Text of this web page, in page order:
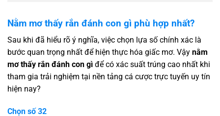
Nằm mơ thấy rắn đánh con gì phù hợp nhất?
Sau khi đã hiểu rõ ý nghĩa, việc chọn lựa số chính xác là
bước quan trọng nhất để hiện thực hóa giấc mơ. Vậy nằm
mơ thấy rắn đánh con gì để có xác suất trúng cao nhất khi
tham gia trải nghiệm tại nền tảng cá cược trực tuyến uy tín
hiện nay?
Chọn số 32